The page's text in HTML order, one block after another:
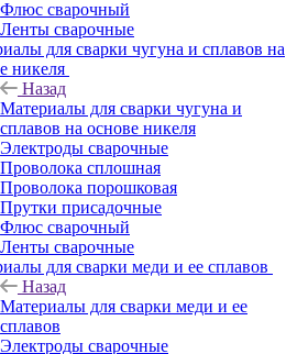
Флюс сварочный
Ленты сварочные
для сварки чугуна и сплавов на
никеля
Назад
Материалы для сварки чугуна и
сплавов на основе никеля
Электроды сварочные
Проволока сплошная
Проволока порошковая
Прутки присадочные
Флюс сварочный
Ленты сварочные
для сварки меди и ее сплавов
Назад
Материалы для сварки меди и ее
сплавов
Электроды сварочные